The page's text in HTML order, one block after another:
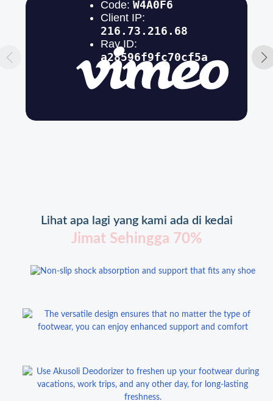
Lihat apa lagi yang kami ada di kedai
Jimat Sehingga 70%